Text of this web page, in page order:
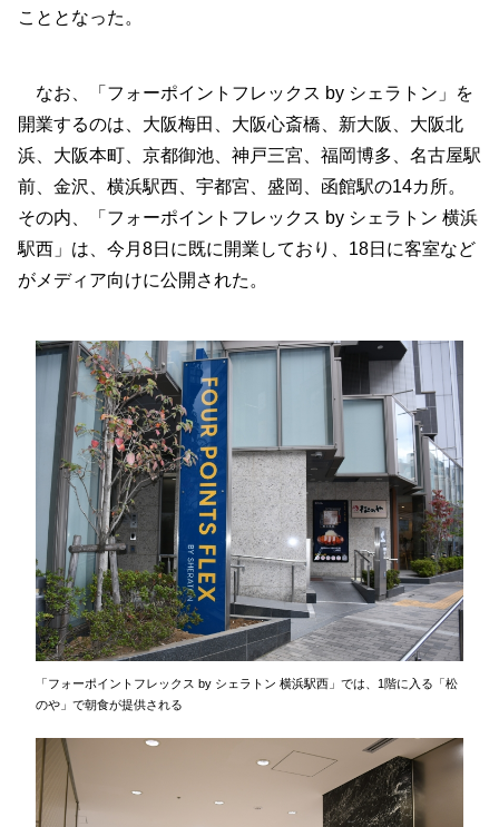
こととなった。
なお、「フォーポイントフレックス by シェラトン」を
開業するのは、大阪梅田、大阪心斎橋、新大阪、大阪北
浜、大阪本町、京都御池、神戸三宮、福岡博多、名古屋駅
前、金沢、横浜駅西、宇都宮、盛岡、函館駅の14カ所。
その内、「フォーポイントフレックス by シェラトン 横浜
駅西」は、今月8日に既に開業しており、18日に客室など
がメディア向けに公開された。
「フォーポイントフレックス by シェラトン 横浜駅西」では、1階に入る「松
のや」で朝食が提供される